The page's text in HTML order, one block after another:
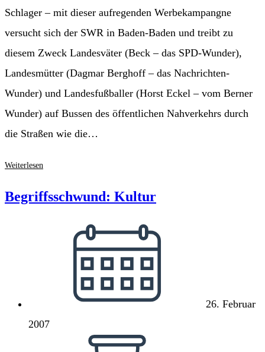
Schlager – mit dieser aufregenden Werbekampangne
versucht sich der SWR in Baden-Baden und treibt zu
diesem Zweck Landesväter (Beck – das SPD-Wunder),
Landesmütter (Dagmar Berghoff – das Nachrichten-
Wunder) und Landesfußballer (Horst Eckel – vom Berner
Wunder) auf Bussen des öffentlichen Nahverkehrs durch
die Straßen wie die…
Weiterlesen
von
Begriffsschwund: Kultur
veröffentlicht:
26. Februar
2007